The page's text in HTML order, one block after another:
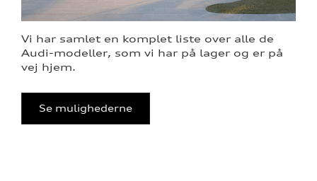
Vi har samlet en komplet liste over alle de
Audi-modeller, som vi har på lager og er på
vej hjem.
Se mulighederne